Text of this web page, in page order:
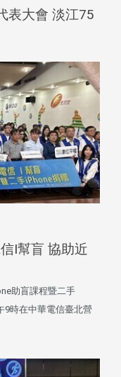
表大會 淡江75
I幫盲 協助近
助盲課程暨二手
9時在中華電信臺北營